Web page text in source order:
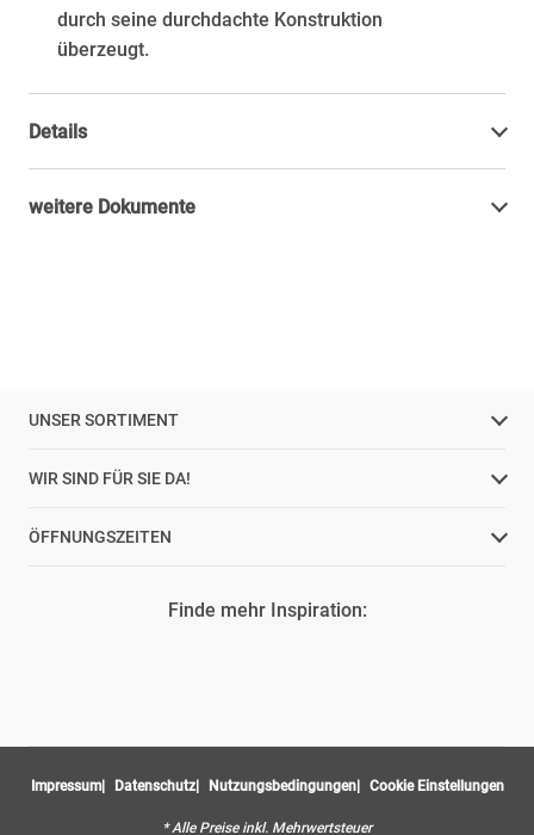
durch seine durchdachte Konstruktion
überzeugt.
Details
weitere Dokumente
UNSER SORTIMENT
WIR SIND FÜR SIE DA!
ÖFFNUNGSZEITEN
Finde mehr Inspiration:
Impressum Datenschutz Nutzungsbedingungen Cookie Einstellungen
* Alle Preise inkl. Mehrwertsteuer